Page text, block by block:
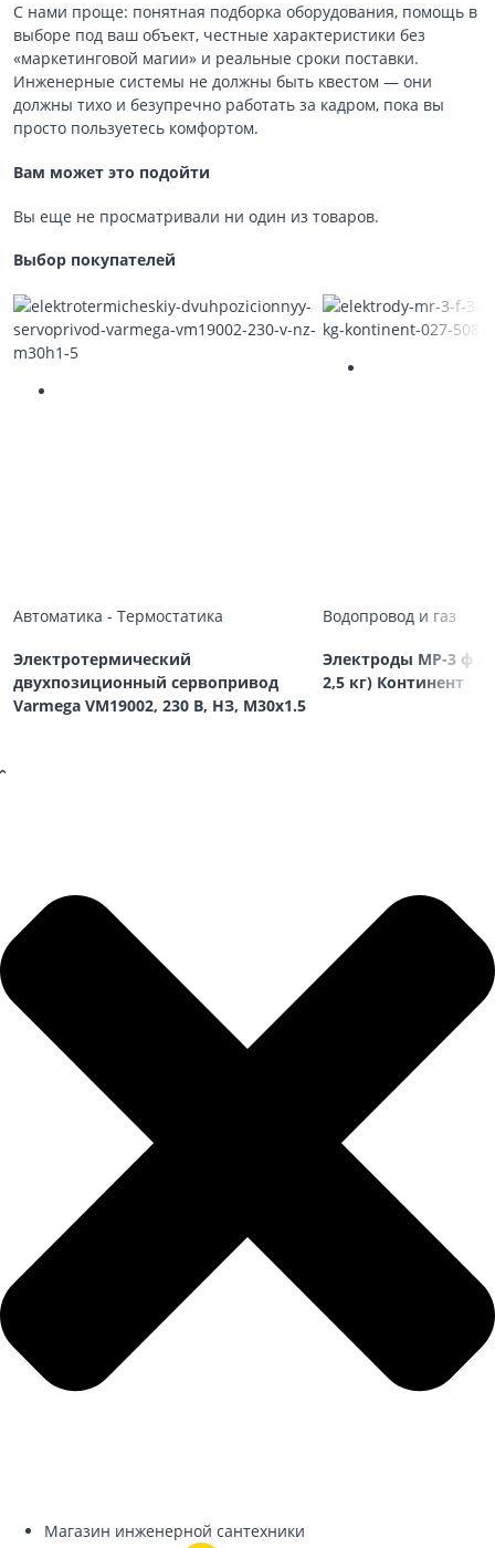
С нами проще: понятная подборка оборудования, помощь в
выборе под ваш объект, честные характеристики без
«маркетинговой магии» и реальные сроки поставки.
Инженерные системы не должны быть квестом — они
должны тихо и безупречно работать за кадром, пока вы
просто пользуетесь комфортом.
Вам может это подойти
Вы еще не просматривали ни один из товаров.
Выбор покупателей
Автоматика - Термостатика
Электротермический
двухпозиционный сервопривод
Varmega VM19002, 230 В, НЗ, M30х1.5
Водопровод и газ
Электроды МР-3 ф
2,5 кг) Континент
Магазин инженерной сантехники